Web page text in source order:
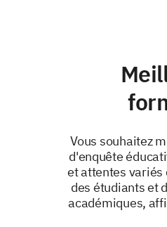
Vous souhaitez
d'enquête
et attentes
des étudiants et
académiques,